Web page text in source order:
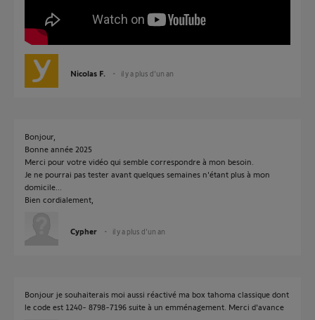
Nicolas F. il y a plus d'un an
Bonjour,
Bonne année 2025
Merci pour votre vidéo qui semble correspondre à mon besoin.
Je ne pourrai pas tester avant quelques semaines n'étant plus à mon
domicile...
Bien cordialement,
Cypher il y a plus d'un an
Bonjour je souhaiterais moi aussi réactivé ma box tahoma classique dont
le code est 1240- 8798-7196 suite à un emménagement. Merci d'avance